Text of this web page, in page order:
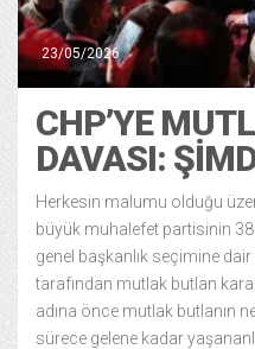
23/05/2026
CHP’YE
DAVASI:
Herkesin malumu olduğu
büyük muhalefet partisinin
genel başkanlık seçimine
tarafından mutlak butlan
adına önce mutlak butlanın
sürece gelene kadar